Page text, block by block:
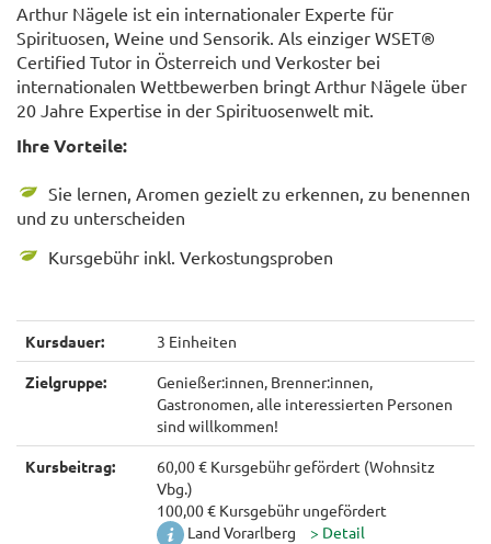
Arthur Nägele ist ein internationaler Experte für
Spirituosen, Weine und Sensorik. Als einziger WSET®
Certified Tutor in Österreich und Verkoster bei
internationalen Wettbewerben bringt Arthur Nägele über
20 Jahre Expertise in der Spirituosenwelt mit.
Ihre Vorteile:
Sie lernen, Aromen gezielt zu erkennen, zu benennen
und zu unterscheiden
Kursgebühr inkl. Verkostungsproben
Kursdauer: 3 Einheiten
Zielgruppe:
Genießer:innen, Brenner:innen,
Gastronomen, alle interessierten Personen
sind willkommen!
Kursbeitrag:
60,00 € Kursgebühr gefördert (Wohnsitz
Vbg.)
100,00 € Kursgebühr ungefördert
Land Vorarlberg